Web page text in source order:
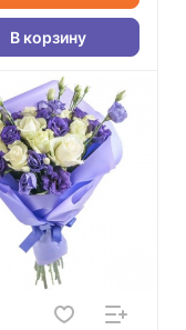
В корзину